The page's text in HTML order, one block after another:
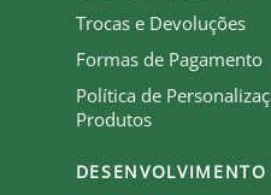
recebe royalties com
Trocas e Devoluções
Formas de Pagamento
Política de
Produtos
DESENVOLVIMENTO